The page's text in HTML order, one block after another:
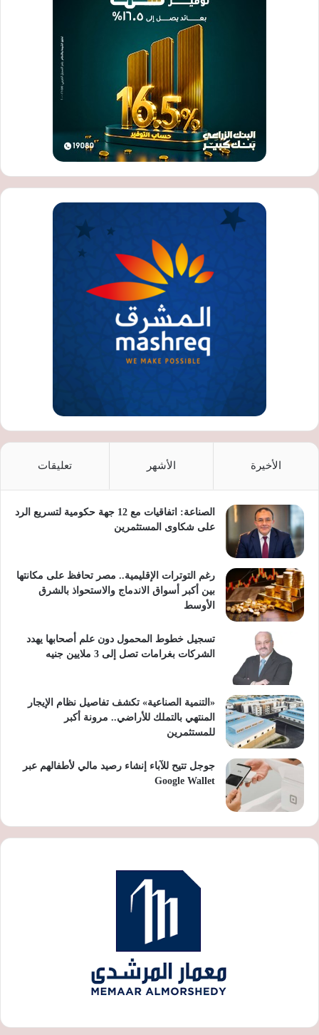
الأخيرة الأشهر تعليقات
الصناعة: اتفاقيات مع 12 جهة حكومية لتسريع الرد
على شكاوى المستثمرين
رغم التوترات الإقليمية.. مصر تحافظ على مكانتها
بين أكبر أسواق الاندماج والاستحواذ بالشرق
الأوسط
تسجيل خطوط المحمول دون علم أصحابها يهدد
الشركات بغرامات تصل إلى 3 ملايين جنيه
«التنمية الصناعية» تكشف تفاصيل نظام الإيجار
المنتهي بالتملك للأراضي.. مرونة أكبر
للمستثمرين
جوجل تتيح للآباء إنشاء رصيد مالي لأطفالهم عبر
Google Wallet